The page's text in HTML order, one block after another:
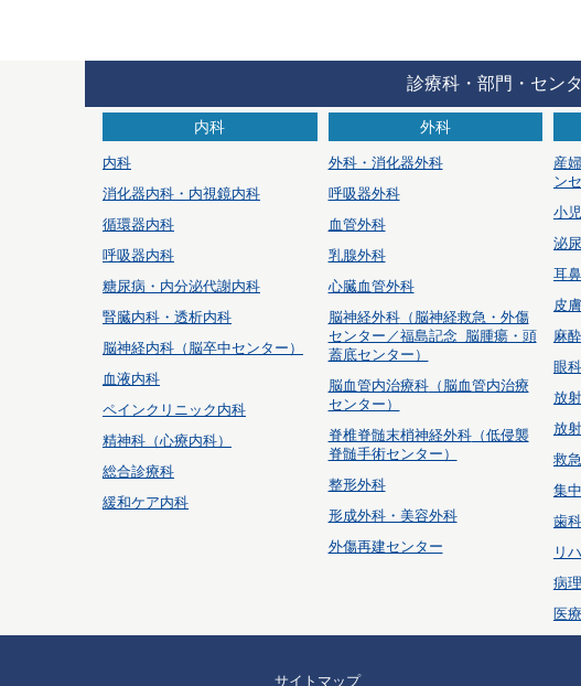
診療科・部門・セン
内科
内科
消化器内科・内視鏡内科
循環器内科
呼吸器内科
糖尿病・内分泌代謝内科
腎臓内科・透析内科
脳神経内科（脳卒中センター）
血液内科
ペインクリニック内科
精神科（心療内科）
総合診療科
緩和ケア内科
外科
外科・消化器外科
呼吸器外科
血管外科
乳腺外科
心臓血管外科
脳神経外科（脳神経救急・外傷
センター／福島記念 脳腫瘍・頭
蓋底センター）
脳血管内治療科（脳血管内治療
センター）
脊椎脊髄末梢神経外科（低侵襲
脊髄手術センター）
整形外科
形成外科・美容外科
外傷再建センター
産
ン
小
泌
耳
皮
麻
眼科
放
放
救
集
歯
リ
病
医
サイトマップ